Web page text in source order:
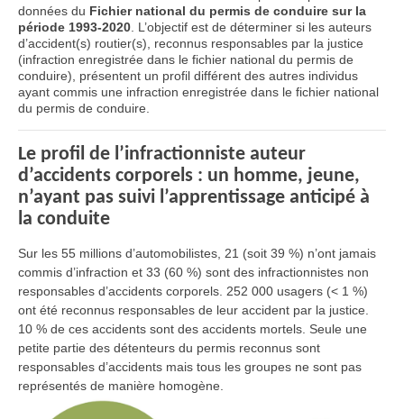
données du Fichier national du permis de conduire sur la
période 1993-2020 . L’objectif est de déterminer si les auteurs
d’accident(s) routier(s), reconnus responsables par la justice
(infraction enregistrée dans le fichier national du permis de
conduire), présentent un profil différent des autres individus
ayant commis une infraction enregistrée dans le fichier national
du permis de conduire.
Le profil de l’infractionniste auteur
d’accidents corporels : un homme, jeune,
n’ayant pas suivi l’apprentissage anticipé à
la conduite
Sur les 55 millions d’automobilistes, 21 (soit 39 %) n’ont jamais
commis d’infraction et 33 (60 %) sont des infractionnistes non
responsables d’accidents corporels. 252 000 usagers (< 1 %)
ont été reconnus responsables de leur accident par la justice.
10 % de ces accidents sont des accidents mortels. Seule une
petite partie des détenteurs du permis reconnus sont
responsables d’accidents mais tous les groupes ne sont pas
représentés de manière homogène.